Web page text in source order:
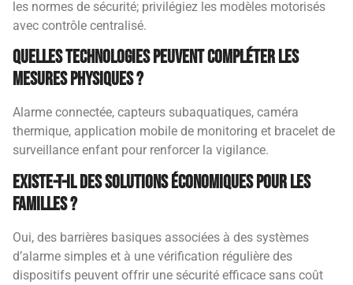
les normes de sécurité; privilégiez les modèles motorisés
avec contrôle centralisé.
Quelles technologies peuvent compléter les
mesures physiques ?
Alarme connectée, capteurs subaquatiques, caméra
thermique, application mobile de monitoring et bracelet de
surveillance enfant pour renforcer la vigilance.
Existe-t-il des solutions économiques pour les
familles ?
Oui, des barrières basiques associées à des systèmes
d’alarme simples et à une vérification régulière des
dispositifs peuvent offrir une sécurité efficace sans coût